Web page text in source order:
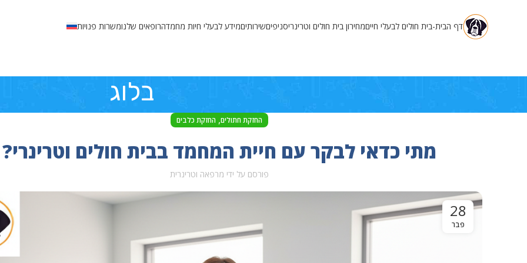
דף הבית-בית חולים לבעלי חייםמחירון בית חולים וטרינריסניפיםשירותיםמידע לבעלי חיות מחמדהרופאים שלנומשרות פנויות
בלוג
החזקת חתולים, החזקת כלבים
מתי כדאי לבקר עם חיית המחמד בבית חולים וטרינרי?
פורסם על ידי מרפאה וטרינרית
28
פבר